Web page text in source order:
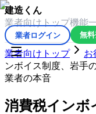
建造くん
業者向けトップ機能
業者ログイン 無
業者向けトップ お
ンボイス制度、岩手
業者の本音
消費税インボ